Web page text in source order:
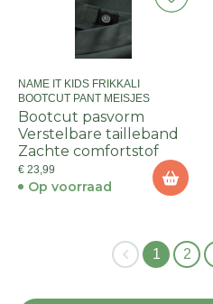
NAME IT KIDS FRIKKALI
BOOTCUT PANT MEISJES
Bootcut pasvorm
Verstelbare tailleband
Zachte comfortstof
€ 23,99
Op voorraad
1 2